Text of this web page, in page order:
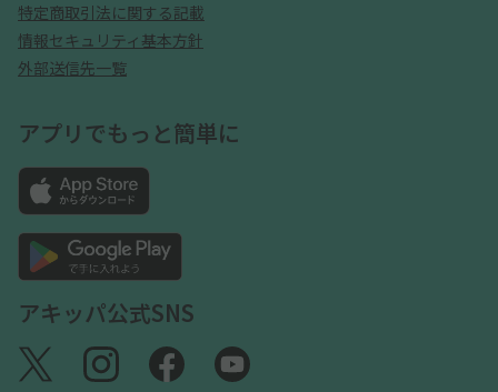
特定商取引法に関する記載
情報セキュリティ基本方針
外部送信先一覧
アプリでもっと簡単に
アキッパ公式SNS